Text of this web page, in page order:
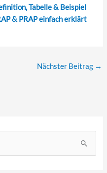
Tabelle & Beispiel
& PRAP einfach erklärt
Nächster Beitrag →